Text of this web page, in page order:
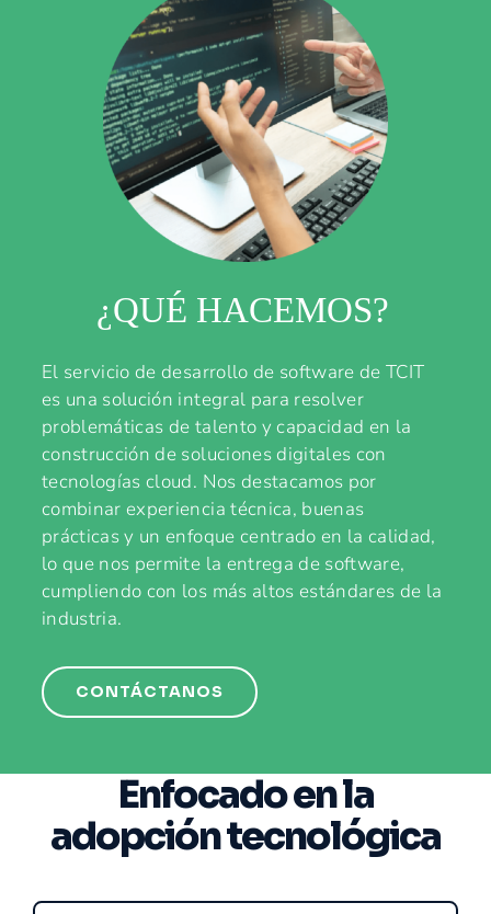
¿QUÉ HACEMOS?
El servicio de desarrollo de software de TCIT
es una solución integral para resolver
problemáticas de talento y capacidad en la
construcción de soluciones digitales con
tecnologías cloud. Nos destacamos por
combinar experiencia técnica, buenas
prácticas y un enfoque centrado en la calidad,
lo que nos permite la entrega de software,
cumpliendo con los más altos estándares de la
industria.
CONTÁCTANOS
Enfocado en la
adopción tecnológica